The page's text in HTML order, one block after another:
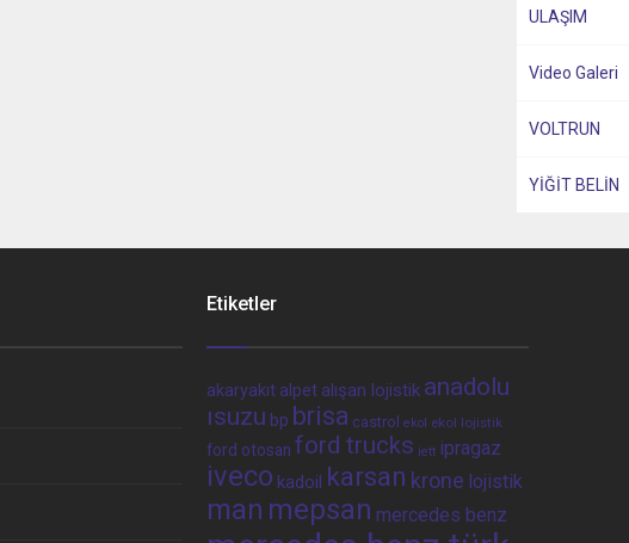
ULAŞIM
Video Galeri
VOLTRUN
YİĞİT BELİN
Etiketler
akaryakıt alpet alışan lojistik anadolu
ısuzu bp brisa castrol ekol ekol lojistik
ford otosan ford trucks iett ipragaz
iveco kadoil karsan krone lojistik
man mepsan mercedes benz